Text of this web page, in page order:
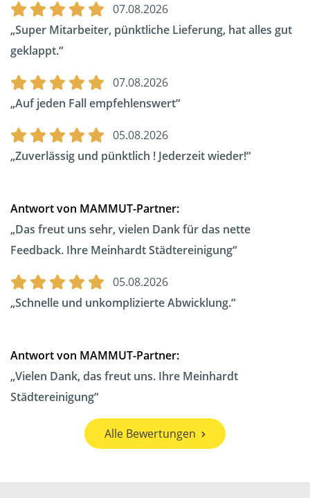
07.08.2026
Super Mitarbeiter, pünktliche Lieferung, hat alles gut
geklappt.
07.08.2026
Auf jeden Fall empfehlenswert
05.08.2026
Zuverlässig und pünktlich ! Jederzeit wieder!
Antwort von MAMMUT-Partner:
Das freut uns sehr, vielen Dank für das nette
Feedback. Ihre Meinhardt Städtereinigung
05.08.2026
Schnelle und unkomplizierte Abwicklung.
Antwort von MAMMUT-Partner:
Vielen Dank, das freut uns. Ihre Meinhardt
Städtereinigung
Alle Bewertungen